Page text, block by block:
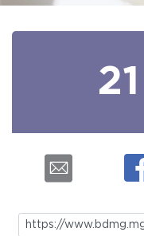
21